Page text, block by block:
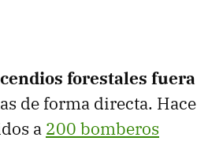
forestales fuera
de forma directa. Hace
a 200 bomberos